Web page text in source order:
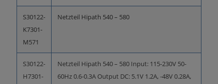
S30122-
K7301-
M571
Netzteil Hipath 540 – 580
S30122-
H7301-
Netzteil Hipath 540 – 580 Input: 115-230V 50-
60Hz 0.6-0.3A Output DC: 5.1V 1.2A, -48V 0.28A,